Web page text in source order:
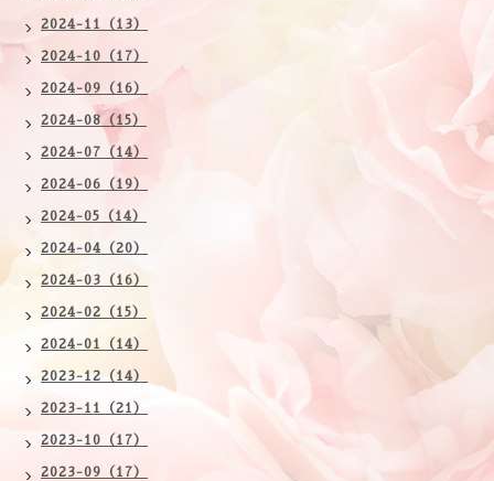
2024-11（13）
2024-10（17）
2024-09（16）
2024-08（15）
2024-07（14）
2024-06（19）
2024-05（14）
2024-04（20）
2024-03（16）
2024-02（15）
2024-01（14）
2023-12（14）
2023-11（21）
2023-10（17）
2023-09（17）